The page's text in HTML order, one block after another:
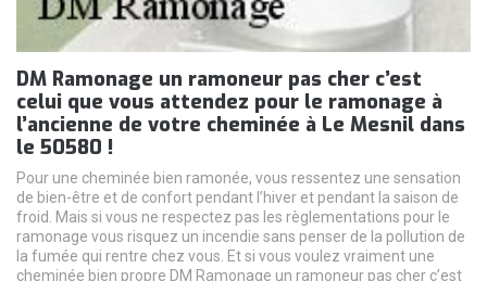
DM Ramonage un ramoneur pas cher c’est
celui que vous attendez pour le ramonage à
l’ancienne de votre cheminée à Le Mesnil dans
le 50580 !
Pour une cheminée bien ramonée, vous ressentez une sensation
de bien-être et de confort pendant l’hiver et pendant la saison de
froid. Mais si vous ne respectez pas les règlementations pour le
ramonage vous risquez un incendie sans penser de la pollution de
la fumée qui rentre chez vous. Et si vous voulez vraiment une
cheminée bien propre DM Ramonage un ramoneur pas cher c’est